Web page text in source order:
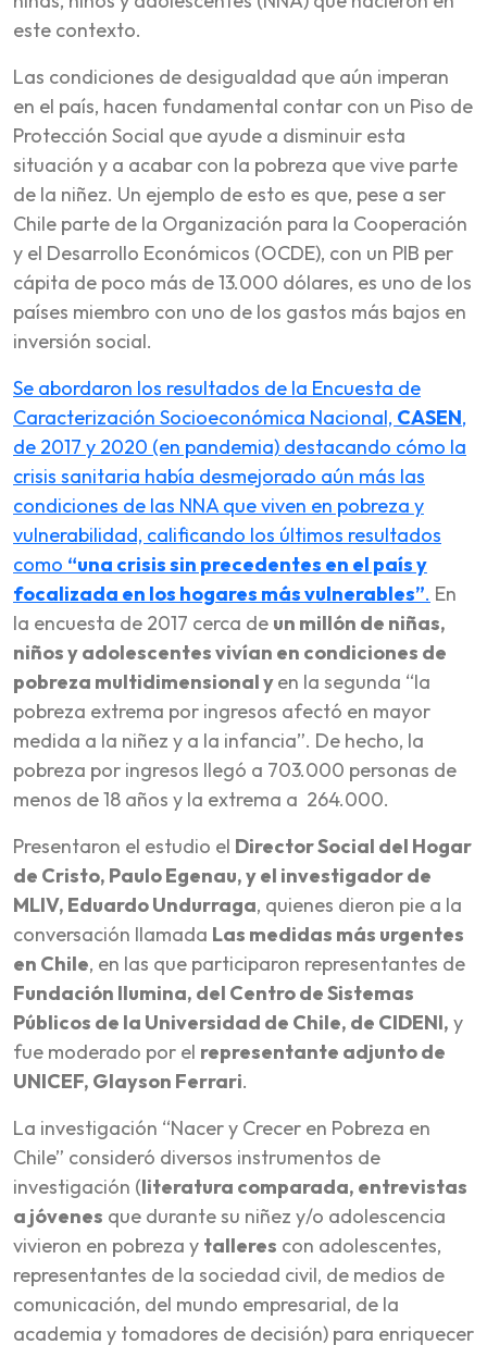
este contexto.
Las condiciones de desigualdad que aún imperan
en el país, hacen fundamental contar con un Piso de
Protección Social que ayude a disminuir esta
situación y a acabar con la pobreza que vive parte
de la niñez. Un ejemplo de esto es que, pese a ser
Chile parte de la Organización para la Cooperación
y el Desarrollo Económicos (OCDE), con un PIB per
cápita de poco más de 13.000 dólares, es uno de los
países miembro con uno de los gastos más bajos en
inversión social.
Se abordaron los resultados de la Encuesta de
Caracterización Socioeconómica Nacional, CASEN,
de 2017 y 2020 (en pandemia) destacando cómo la
crisis sanitaria había desmejorado aún más las
condiciones de las NNA que viven en pobreza y
vulnerabilidad, calificando los últimos resultados
como “una crisis sin precedentes en el país y
focalizada en los hogares más vulnerables”. En
la encuesta de 2017 cerca de un millón de niñas,
niños y adolescentes vivían en condiciones de
pobreza multidimensional yen la segunda “la
pobreza extrema por ingresos afectó en mayor
medida a la niñez y a la infancia”. De hecho, la
pobreza por ingresos llegó a 703.000 personas de
menos de 18 años y la extrema a 264.000.
Presentaron el estudio el Director Social del Hogar
de Cristo, Paulo Egenau, y el investigador de
MLIV, Eduardo Undurraga, quienes dieron pie a la
conversación llamada Las medidas más urgentes
en Chile, en las que participaron representantes de
Fundación Ilumina, del Centro de Sistemas
Públicos de la Universidad de Chile, de CIDENI, y
fue moderado por el representante adjunto de
UNICEF, Glayson Ferrari.
La investigación “Nacer y Crecer en Pobreza en
Chile” consideró diversos instrumentos de
investigación (literatura comparada, entrevistas
a jóvenes que durante su niñez y/o adolescencia
vivieron en pobreza y talleres con adolescentes,
representantes de la sociedad civil, de medios de
comunicación, del mundo empresarial, de la
academia y tomadores de decisión) para enriquecer